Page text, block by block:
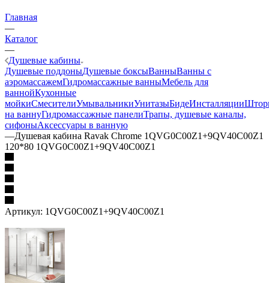
Главная
—
Каталог
—
Душевые кабины
Душевые поддоныДушевые боксыВанныВанны с
аэромассажемГидромассажные ванныМебель для
ваннойКухонные
мойкиСмесителиУмывальникиУнитазыБидеИнсталляции
на ваннуГидромассажные панелиТрапы, душевые каналы,
сифоныАксессуары в ванную
—Душевая кабина Ravak Chrome 1QVG0C00Z1+9QV40C00Z1
120*80 1QVG0C00Z1+9QV40C00Z1
Артикул: 1QVG0C00Z1+9QV40C00Z1